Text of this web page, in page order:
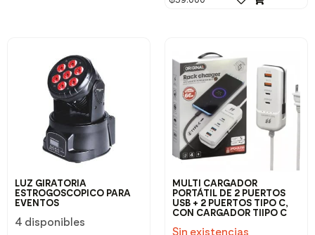
LUZ GIRATORIA
ESTROGOSCOPICO PARA
EVENTOS
4 disponibles
MULTI CARGADOR
PORTÁTIL DE 2 PUERTOS
USB + 2 PUERTOS TIPO C,
CON CARGADOR TIIPO C
Sin existencias